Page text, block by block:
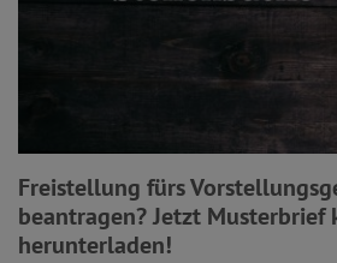
Freistellung fürs
beantragen? Jetzt Musterbrief
herunterladen!